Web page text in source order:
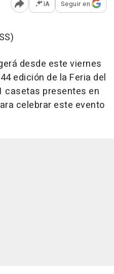
Abrir opciones para
IA Seguir en
desde este viernes
edición de la Feria del
casetas presentes en
celebrar este evento